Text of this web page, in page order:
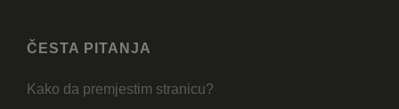
ČESTA PITANJA
Kako da premjestim stranicu?